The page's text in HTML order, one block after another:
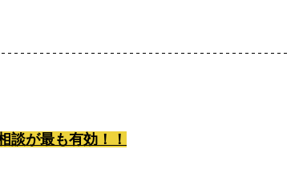
談が最も有効！！